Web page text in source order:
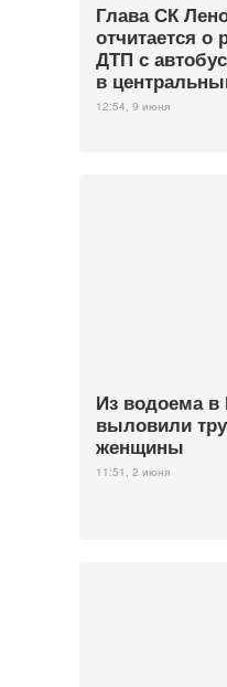
Глава СК
отчитается о
ДТП с
в
12:54, 9 июня
Из водоема в
выловили
женщины
11:51, 2 июня